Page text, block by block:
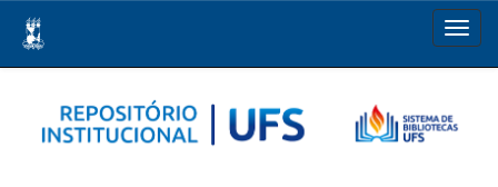
navigation